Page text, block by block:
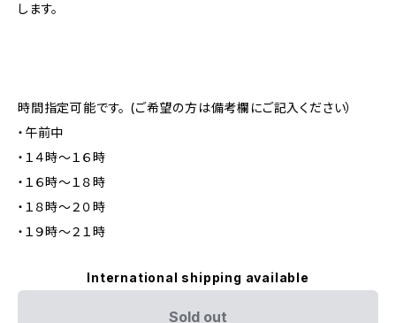
します。
時間指定可能です。 (ご希望の方は備考欄にご記入ください）
・午前中
・１４時～１６時
・１６時～１８時
・１８時～２０時
・１９時～２１時
International shipping available
Sold out